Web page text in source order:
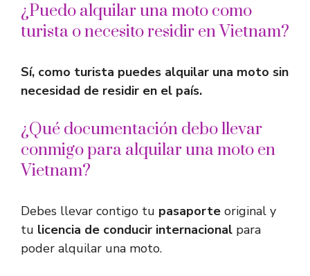
¿Puedo alquilar una moto como
turista o necesito residir en Vietnam?
Sí, como turista puedes alquilar una moto sin
necesidad de residir en el país.
¿Qué documentación debo llevar
conmigo para alquilar una moto en
Vietnam?
Debes llevar contigo tu pasaporte original y
tu licencia de conducir internacional para
poder alquilar una moto.